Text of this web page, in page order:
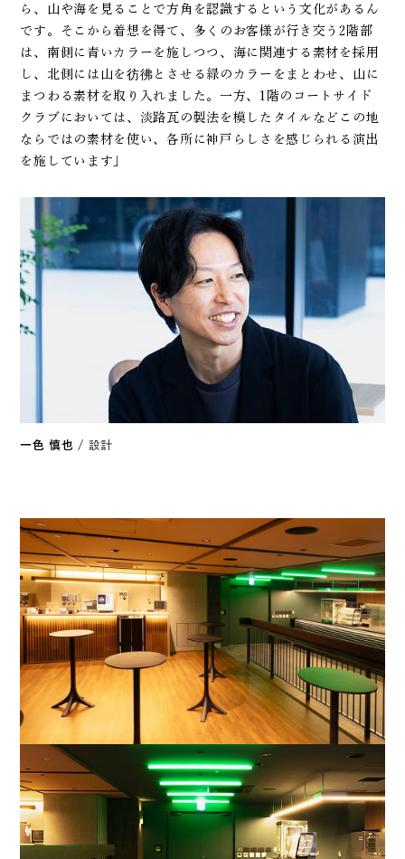
ら、山や海を見ることで方角を認識するという文化があるん
です。そこから着想を得て、多くのお客様が行き交う2階部
は、南側に青いカラーを施しつつ、海に関連する素材を採用
し、北側には山を彷彿とさせる緑のカラーをまとわせ、山に
まつわる素材を取り入れました。一方、1階のコートサイド
クラブにおいては、淡路瓦の製法を模したタイルなどこの地
ならではの素材を使い、各所に神戸らしさを感じられる演出
を施しています」
一色 慎也 / 設計